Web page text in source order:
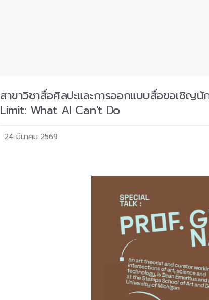
สาขาวิชาสื่อศิลปะและการออกแบบสื่อขอเชิญ
Limit: What AI Can't Do
24 มีนาคม 2569